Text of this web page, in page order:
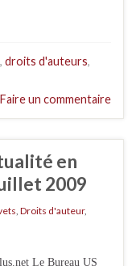
, droits d'auteurs,
Faire un commentaire
en
2009
Droits d'auteur,
Le Bureau US